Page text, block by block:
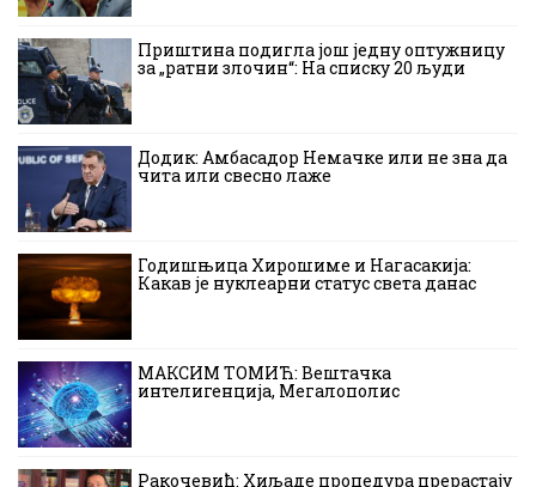
Приштина подигла још једну оптужницу
за „ратни злочин“: На списку 20 људи
Додик: Амбасадор Немачке или не зна да
чита или свесно лаже
Годишњица Хирошиме и Нагасакија:
Какав је нуклеарни статус света данас
МАКСИМ ТОМИЋ: Вештачка
интелигенција, Мегалополис
Ракочевић: Хиљаде процедура прерастају